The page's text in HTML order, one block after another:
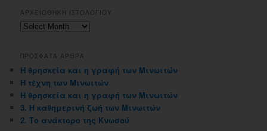
ΑΡΧΕΙΟΘΗΚΗ ΙΣΤΟΛΟΓΙΟΥ
Αρχειοθηκη
ΠΡΟΣΦΑΤΑ ΑΡΘΡΑ
Η θρησκεία και η γραφή των Μινωιτών
Η τέχνη των Μινωιτών
Η θρησκεία και η γραφή των Μινωιτών
3. Η καθημερινή ζωή των Μινωιτών
2. Το ανάκτορο της Κνωσού